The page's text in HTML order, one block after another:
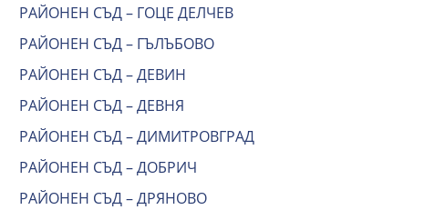
РАЙОНЕН СЪД – ГОЦЕ ДЕЛЧЕВ
РАЙОНЕН СЪД – ГЪЛЪБОВО
РАЙОНЕН СЪД – ДЕВИН
РАЙОНЕН СЪД – ДЕВНЯ
РАЙОНЕН СЪД – ДИМИТРОВГРАД
РАЙОНЕН СЪД – ДОБРИЧ
РАЙОНЕН СЪД – ДРЯНОВО